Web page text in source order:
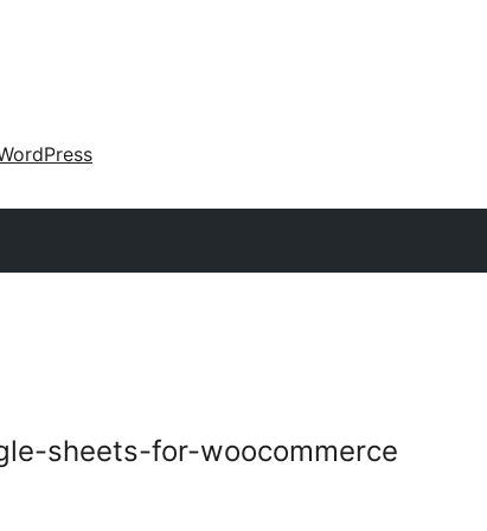
sheets-for-woocommerce